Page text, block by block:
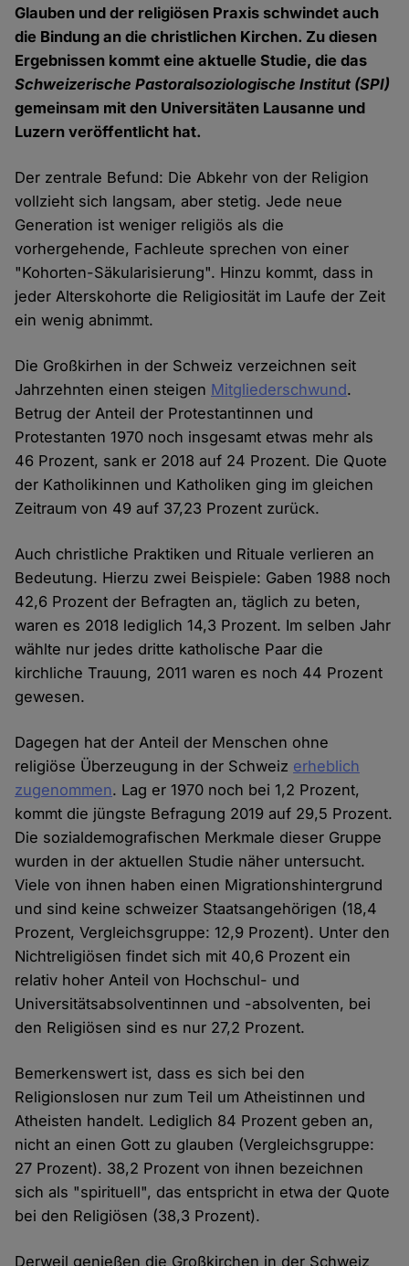
Glauben und der religiösen Praxis schwindet auch
die Bindung an die christlichen Kirchen. Zu diesen
Ergebnissen kommt eine aktuelle Studie, die das
Schweizerische Pastoralsoziologische Institut (SPI)
gemeinsam mit den Universitäten Lausanne und
Luzern veröffentlicht hat.
Der zentrale Befund: Die Abkehr von der Religion
vollzieht sich langsam, aber stetig. Jede neue
Generation ist weniger religiös als die
vorhergehende, Fachleute sprechen von einer
"Kohorten-Säkularisierung". Hinzu kommt, dass in
jeder Alterskohorte die Religiosität im Laufe der Zeit
ein wenig abnimmt.
Die Großkirhen in der Schweiz verzeichnen seit
Jahrzehnten einen steigen Mitgliederschwund.
Betrug der Anteil der Protestantinnen und
Protestanten 1970 noch insgesamt etwas mehr als
46 Prozent, sank er 2018 auf 24 Prozent. Die Quote
der Katholikinnen und Katholiken ging im gleichen
Zeitraum von 49 auf 37,23 Prozent zurück.
Auch christliche Praktiken und Rituale verlieren an
Bedeutung. Hierzu zwei Beispiele: Gaben 1988 noch
42,6 Prozent der Befragten an, täglich zu beten,
waren es 2018 lediglich 14,3 Prozent. Im selben Jahr
wählte nur jedes dritte katholische Paar die
kirchliche Trauung, 2011 waren es noch 44 Prozent
gewesen.
Dagegen hat der Anteil der Menschen ohne
religiöse Überzeugung in der Schweiz erheblich
zugenommen. Lag er 1970 noch bei 1,2 Prozent,
kommt die jüngste Befragung 2019 auf 29,5 Prozent.
Die sozialdemografischen Merkmale dieser Gruppe
wurden in der aktuellen Studie näher untersucht.
Viele von ihnen haben einen Migrationshintergrund
und sind keine schweizer Staatsangehörigen (18,4
Prozent, Vergleichsgruppe: 12,9 Prozent). Unter den
Nichtreligiösen findet sich mit 40,6 Prozent ein
relativ hoher Anteil von Hochschul- und
Universitätsabsolventinnen und -absolventen, bei
den Religiösen sind es nur 27,2 Prozent.
Bemerkenswert ist, dass es sich bei den
Religionslosen nur zum Teil um Atheistinnen und
Atheisten handelt. Lediglich 84 Prozent geben an,
nicht an einen Gott zu glauben (Vergleichsgruppe:
27 Prozent). 38,2 Prozent von ihnen bezeichnen
sich als "spirituell", das entspricht in etwa der Quote
bei den Religiösen (38,3 Prozent).
Derweil genießen die Großkirchen in der Schweiz